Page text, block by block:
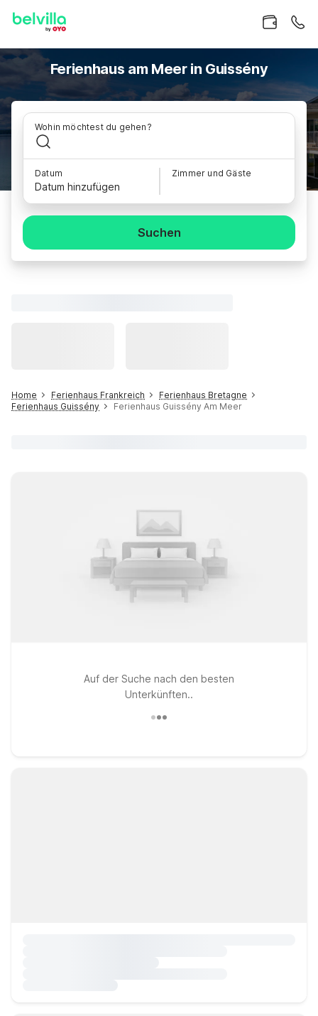
Ferienhaus am Meer in Guissény
Wohin möchtest du gehen?
Datum
Datum hinzufügen
Zimmer und Gäste
Suchen
Home Ferienhaus Frankreich
Ferienhaus Bretagne
Ferienhaus Guissény
Ferienhaus Guissény Am Meer
Auf der Suche nach den besten
Unterkünften..